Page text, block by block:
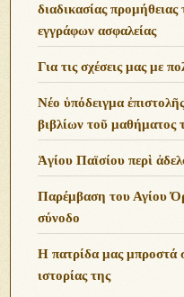
διαδικασίας
εγγράφων ασφαλείας
Για τις σχέσεις μας με
Νέο ὑπόδειγμα
βιβλίων τοῦ
Ἁγίου Παϊσίου περὶ
Παρέμβαση του Αγίου
σύνοδο
Η πατρίδα μας μπροστά
ιστορίας της